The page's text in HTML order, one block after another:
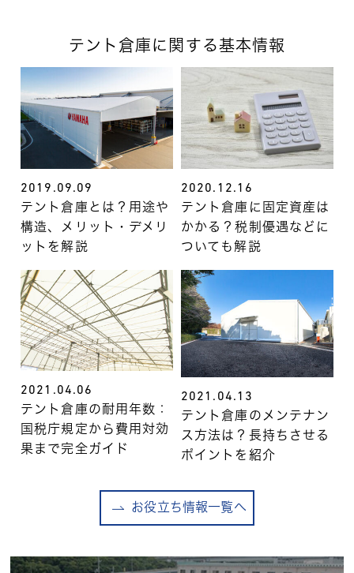
テント倉庫に関する基本情報
2019.09.09
テント倉庫とは？用途や
構造、メリット・デメリ
ットを解説
2020.12.16
テント倉庫に固定資産は
かかる？税制優遇などに
ついても解説
2021.04.06
テント倉庫の耐用年数：
国税庁規定から費用対効
果まで完全ガイド
2021.04.13
テント倉庫のメンテナン
ス方法は？長持ちさせる
ポイントを紹介
お役立ち情報一覧へ